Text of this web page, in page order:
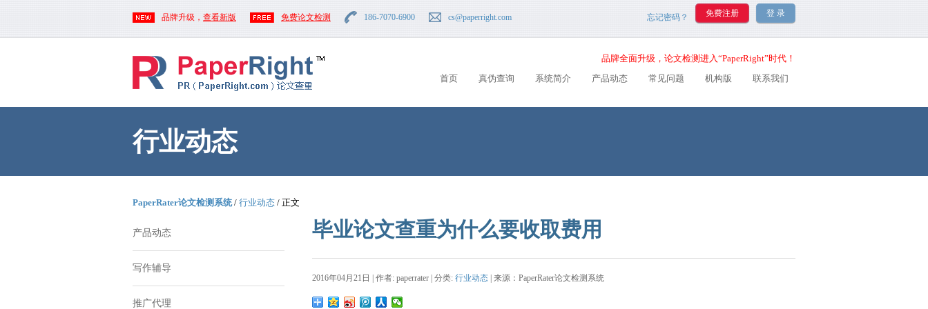
品牌升级， 查看新版 免费论文检测 186-7070-6900 cs@paperright.com 忘记密码？
品牌全面升级，论文检测进入“PaperRight”时代！
首页
真伪查询 系统简介 产品动态 常见问题 机构版 联系我们
行业动态
PaperRater论文检测系统/ 行业动态 / 正文
产品动态
写作辅导
推广代理
毕业论文查重为什么要收取费用
2016年04月21日 | 作者: paperrater | 分类: 行业动态 | 来源：PaperRater论文检测系统